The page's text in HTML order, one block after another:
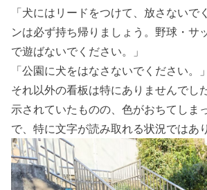
「犬にはリードをつけて、放さないで
ンは必ず持ち帰りましょう。野球・サ
で遊ばないでください。」
「公園に犬をはなさないでください。」
それ以外の看板は特にありませんでし
示されていたものの、色がおちてしま
で、特に文字が読み取れる状況ではあ